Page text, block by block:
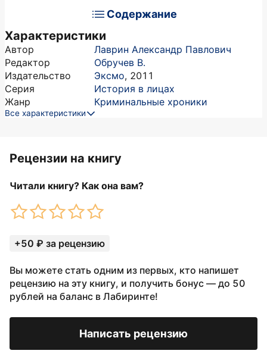
Содержание
Характеристики
Автор
Лаврин Александр Павлович
Редактор
Обручев В.
Издательство
Эксмо, 2011
Серия
История в лицах
Жанр
Криминальные хроники
Все характеристики
Рецензии на книгу
Читали книгу? Как она вам?
+50 ₽ за рецензию
Вы можете стать одним из первых, кто напишет
рецензию на эту книгу, и получить бонус — до 50
рублей на баланс в Лабиринте!
Написать рецензию